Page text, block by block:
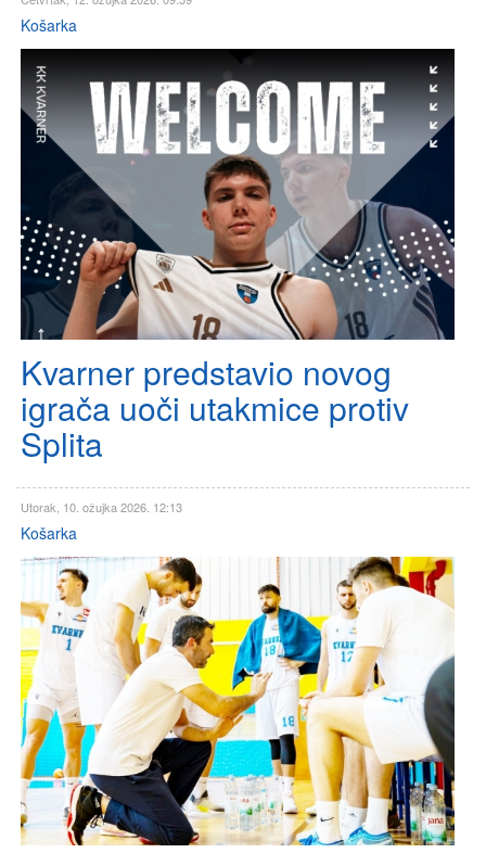
Košarka
Kvarner predstavio novog
igrača uoči utakmice protiv
Splita
Utorak, 10. ožujka 2026. 12:13
Košarka